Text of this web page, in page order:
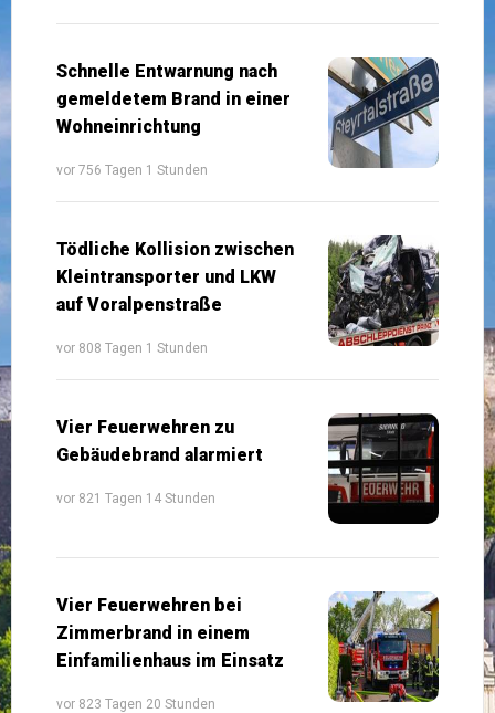
Schnelle Entwarnung nach
gemeldetem Brand in einer
Wohneinrichtung
vor 756 Tagen 1 Stunden
Tödliche Kollision zwischen
Kleintransporter und LKW
auf Voralpenstraße
vor 808 Tagen 1 Stunden
Vier Feuerwehren zu
Gebäudebrand alarmiert
vor 821 Tagen 14 Stunden
Vier Feuerwehren bei
Zimmerbrand in einem
Einfamilienhaus im Einsatz
vor 823 Tagen 20 Stunden